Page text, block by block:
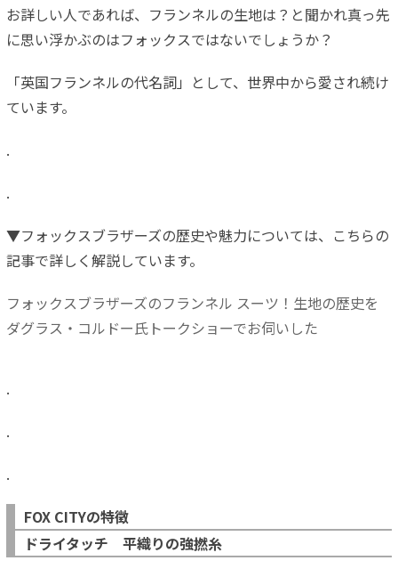
お詳しい人であれば、フランネルの生地は？と聞かれ真っ先
に思い浮かぶのはフォックスではないでしょうか？
「英国フランネルの代名詞」として、世界中から愛され続け
ています。
.
.
▼フォックスブラザーズの歴史や魅力については、こちらの
記事で詳しく解説しています。
フォックスブラザーズのフランネル スーツ！生地の歴史を
ダグラス・コルドー氏トークショーでお伺いした
.
.
.
FOX CITYの特徴
ドライタッチ 平織りの強撚糸